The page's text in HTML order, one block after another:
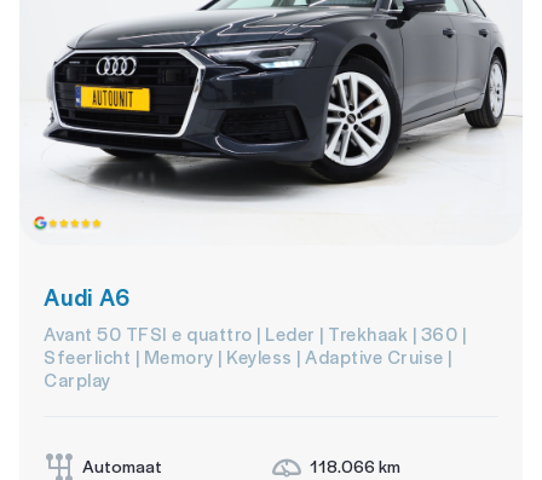
Audi A6
Avant 50 TFSI e quattro | Leder | Trekhaak | 360 |
Sfeerlicht | Memory | Keyless | Adaptive Cruise |
Carplay
Automaat 118.066 km